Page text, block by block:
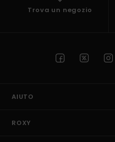
Trova un negozio
AIUTO
ROXY